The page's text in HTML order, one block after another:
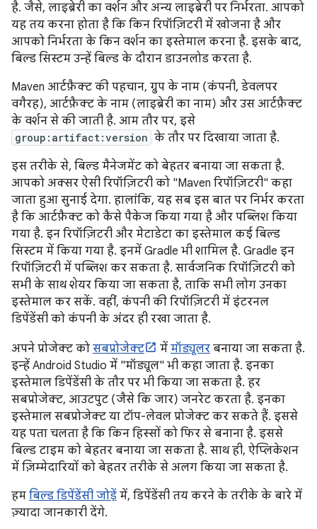
है. जैसे, लाइब्रेरी का वर्शन और अन्य लाइब्रेरी पर निर्भरता. आपको
यह तय करना होता है कि किन रिपॉज़िटरी में खोजना है और
आपको निर्भरता के किन वर्शन का इस्तेमाल करना है. इसके बाद,
बिल्ड सिस्टम उन्हें बिल्ड के दौरान डाउनलोड करता है.
Maven आर्टफ़ैक्ट की पहचान, ग्रुप के नाम (कंपनी, डेवलपर
वगैरह), आर्टफ़ैक्ट के नाम (लाइब्रेरी का नाम) और उस आर्टफ़ैक्ट
के वर्शन से की जाती है. आम तौर पर, इसे
group:artifact:version के तौर पर दिखाया जाता है.
इस तरीके से, बिल्ड मैनेजमेंट को बेहतर बनाया जा सकता है.
आपको अक्सर ऐसी रिपॉज़िटरी को "Maven रिपॉज़िटरी" कहा
जाता हुआ सुनाई देगा. हालांकि, यह सब इस बात पर निर्भर करता
है कि आर्टफ़ैक्ट को कैसे पैकेज किया गया है और पब्लिश किया
गया है. इन रिपॉज़िटरी और मेटाडेटा का इस्तेमाल कई बिल्ड
सिस्टम में किया गया है. इनमें Gradle भी शामिल है. Gradle इन
रिपॉज़िटरी में पब्लिश कर सकता है. सार्वजनिक रिपॉज़िटरी को
सभी के साथ शेयर किया जा सकता है, ताकि सभी लोग उनका
इस्तेमाल कर सकें. वहीं, कंपनी की रिपॉज़िटरी में इंटरनल
डिपेंडेंसी को कंपनी के अंदर ही रखा जाता है.
अपने प्रोजेक्ट को सबप्रोजेक्ट में मॉड्यूलर बनाया जा सकता है.
इन्हें Android Studio में "मॉड्यूल" भी कहा जाता है. इनका
इस्तेमाल डिपेंडेंसी के तौर पर भी किया जा सकता है. हर
सबप्रोजेक्ट, आउटपुट (जैसे कि जार) जनरेट करता है. इनका
इस्तेमाल सबप्रोजेक्ट या टॉप-लेवल प्रोजेक्ट कर सकते हैं. इससे
यह पता चलता है कि किन हिस्सों को फिर से बनाना है. इससे
बिल्ड टाइम को बेहतर बनाया जा सकता है. साथ ही, ऐप्लिकेशन
में ज़िम्मेदारियों को बेहतर तरीके से अलग किया जा सकता है.
हम बिल्ड डिपेंडेंसी जोड़ें में, डिपेंडेंसी तय करने के तरीके के बारे में
ज़्यादा जानकारी देंगे.